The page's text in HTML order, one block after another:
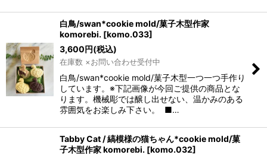
白鳥/swan*cookie mold/菓子木型作家
komorebi. [komo.033]
3,600円(税込)
在庫数 ×お問い合わせ受付中
白鳥/swan*cookie mold/菓子木型一つ一つ手作り
しています。※下記画像が今回ご提供の商品とな
ります。機械彫では醸し出せない、温かみのある
雰囲気をお楽しみ下さい。 ■…
Tabby Cat / 縞模様の猫ちゃん*cookie mold/菓
子木型作家 komorebi. [komo.032]